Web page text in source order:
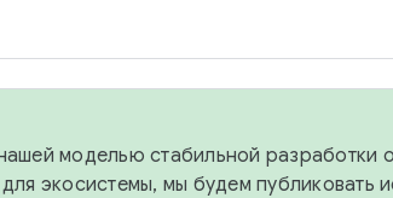
моделью стабильной разработки
экосистемы, мы будем публиковать